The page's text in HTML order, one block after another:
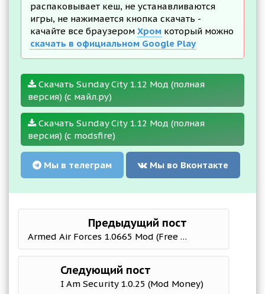
распаковывает кеш, не устанавливаются
игры, не нажимается кнопка скачать -
качайте все браузером Хром который можно
скачать в официальном Google Play
Скачать Sunday City 1.12 Мод (полная
версия) (с майл.ру)
Скачать Sunday City 1.12 Мод (полная
версия) (с modsfire)
Мы в телеграм Мы во Вконтакте
Предыдущий пост
Armed Air Forces 1.0665 Mod (Free Shopping)
Следующий пост
I Am Security 1.0.25 (Mod Money)